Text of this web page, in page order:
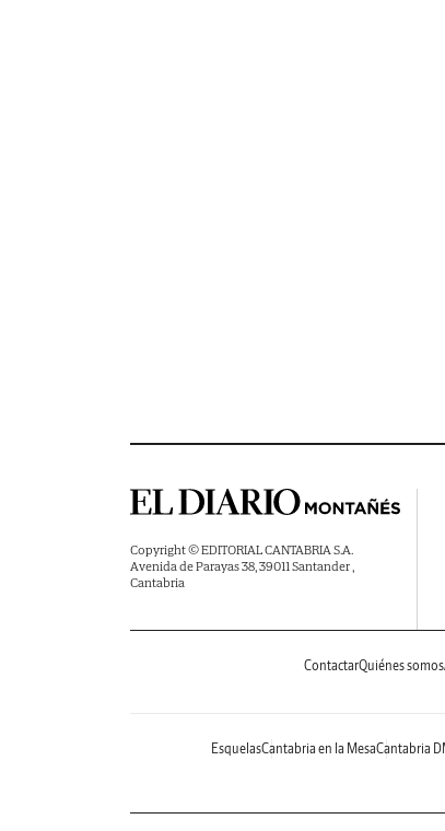
Copyright © EDITORIAL CANTABRIA S.A.
Avenida de Parayas 38, 39011 Santander ,
Cantabria
ContactarQuiénes somos
EsquelasCantabria en la MesaCantabria